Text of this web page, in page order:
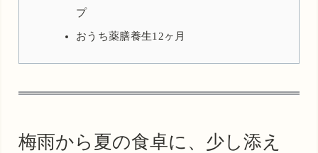
プ
おうち薬膳養生12ヶ月
梅雨から夏の食卓に、少し添え